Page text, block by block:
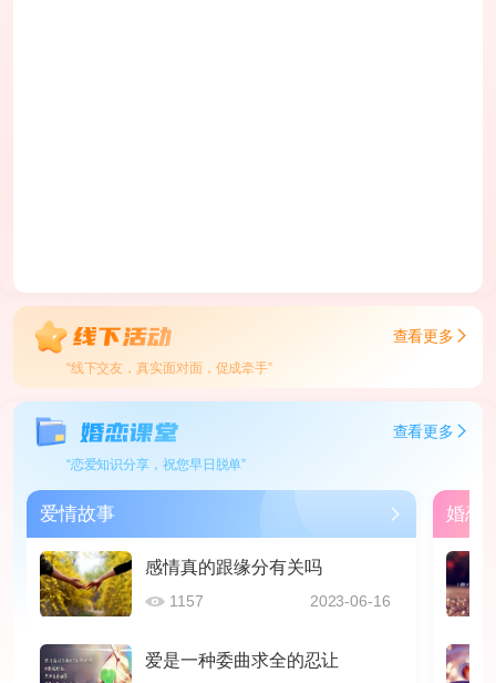
查看更多
“线下交友，真实面对面，促成牵手”
查看更多
“恋爱知识分享，祝您早日脱单”
爱情故事
感情真的跟缘分有关吗
1157 2023-06-16
爱是一种委曲求全的忍让
婚恋